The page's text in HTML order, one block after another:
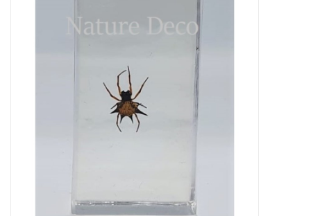
Opgezette dieren